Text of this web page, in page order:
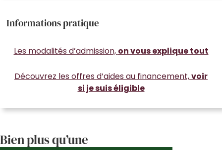
Informations pratique
Les modalités d’admission, on vous explique tout
Découvrez les offres d’aides au financement,voir
si je suis éligible
Bien plus qu’une